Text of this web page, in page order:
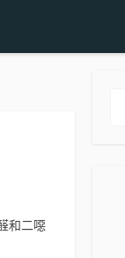
和二噁